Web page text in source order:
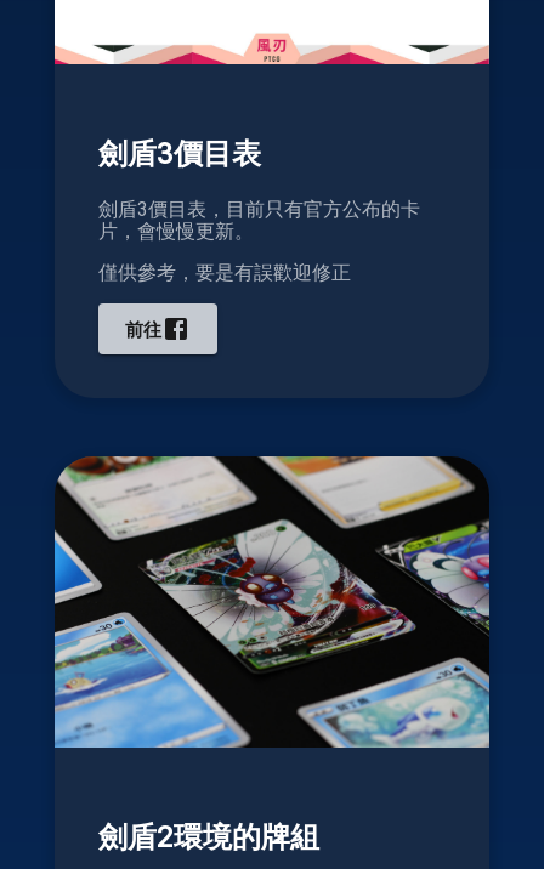
劍盾3價目表
劍盾3價目表，目前只有官方公布的卡
片，會慢慢更新。
僅供參考，要是有誤歡迎修正
前往
劍盾2環境的牌組